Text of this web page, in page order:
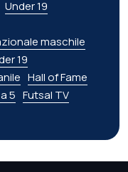
Under 19
maschile
19
Hall of Fame
5 Futsal TV